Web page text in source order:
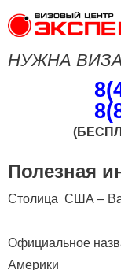
НУЖНА
Полезная
Столица США –
Официальное
Америки